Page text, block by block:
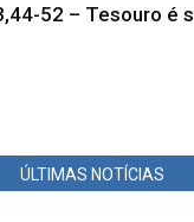
52 – Tesouro é
ÚLTIMAS NOTÍCIAS